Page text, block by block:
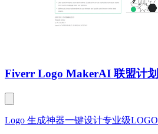
Fiverr Logo MakerAI 联盟计划
Logo 生成神器一键设计专业级LOGO